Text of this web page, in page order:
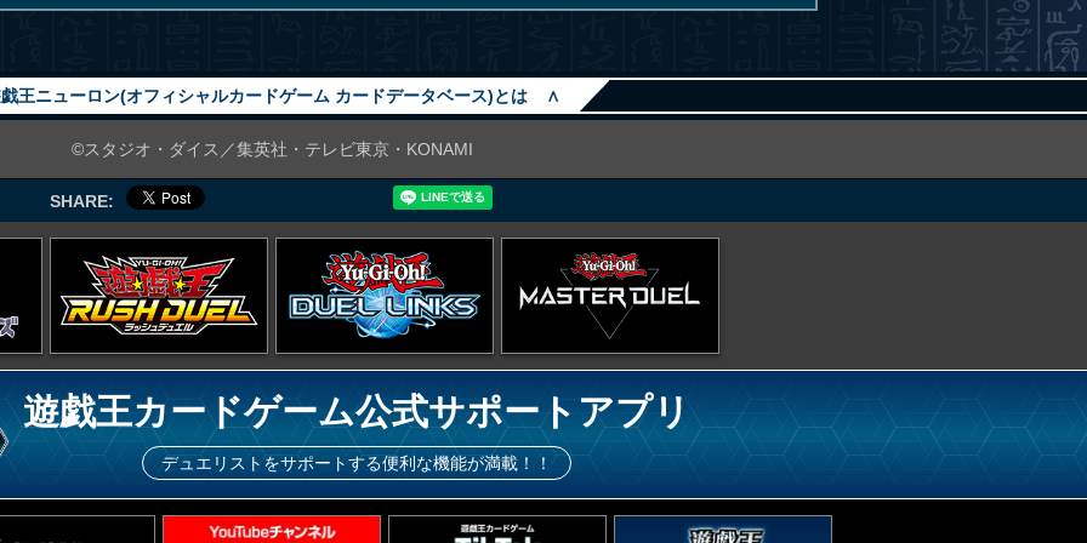
王ニューロン(オフィシャルカードゲーム カードデータベース)とは ∧
©スタジオ・ダイス／集英社・テレビ東京・KONAMI
SHARE:
遊戯王カードゲーム公式サポートアプリ
デュエリストをサポートする便利な機能が満載！！